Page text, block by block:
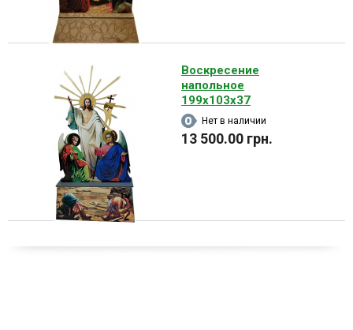
Воскресение
напольное
199х103х37
Нет в наличии
13 500.00 грн.